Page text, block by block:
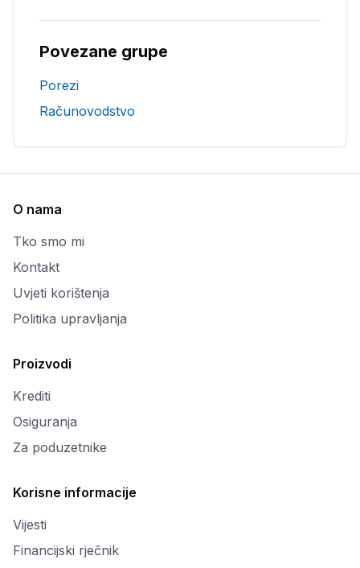
Povezane grupe
Porezi
Računovodstvo
O nama
Tko smo mi
Kontakt
Uvjeti korištenja
Politika upravljanja
Proizvodi
Krediti
Osiguranja
Za poduzetnike
Korisne informacije
Vijesti
Financijski rječnik